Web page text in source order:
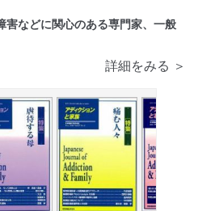
害などに関心のある専門家、一般
詳細をみる ＞